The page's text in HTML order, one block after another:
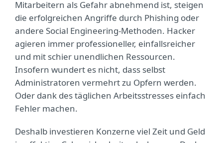
Mitarbeitern als Gefahr abnehmend ist, steigen
die erfolgreichen Angriffe durch Phishing oder
andere Social Engineering-Methoden. Hacker
agieren immer professioneller, einfallsreicher
und mit schier unendlichen Ressourcen.
Insofern wundert es nicht, dass selbst
Administratoren vermehrt zu Opfern werden.
Oder dank des täglichen Arbeitsstresses einfach
Fehler machen.
Deshalb investieren Konzerne viel Zeit und Geld